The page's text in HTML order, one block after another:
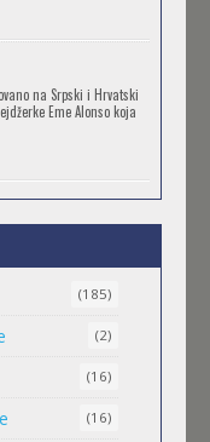
na Srpski i Hrvatski
Eme Alonso koja
(185)
(2)
(16)
(16)